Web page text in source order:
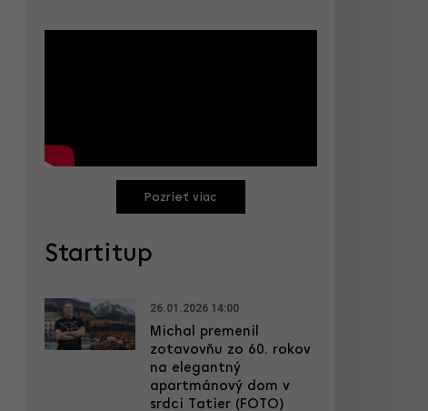
Pozrieť viac
Startitup
26.01.2026 14:00
Michal premenil
zotavovňu zo 60. rokov
na elegantný
apartmánový dom v
srdci Tatier (FOTO)